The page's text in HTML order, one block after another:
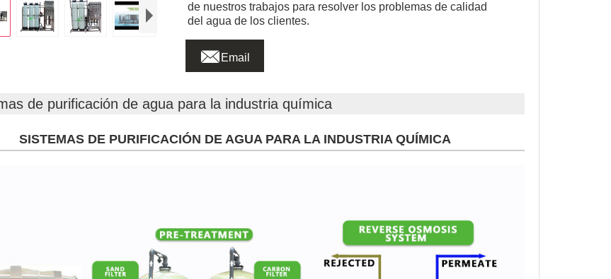
de nuestros trabajos para resolver los problemas de calidad
del agua de los clientes.
 Email
de purificación de agua para la industria química
SISTEMAS DE PURIFICACIÓN DE AGUA PARA LA INDUSTRIA QUÍMICA